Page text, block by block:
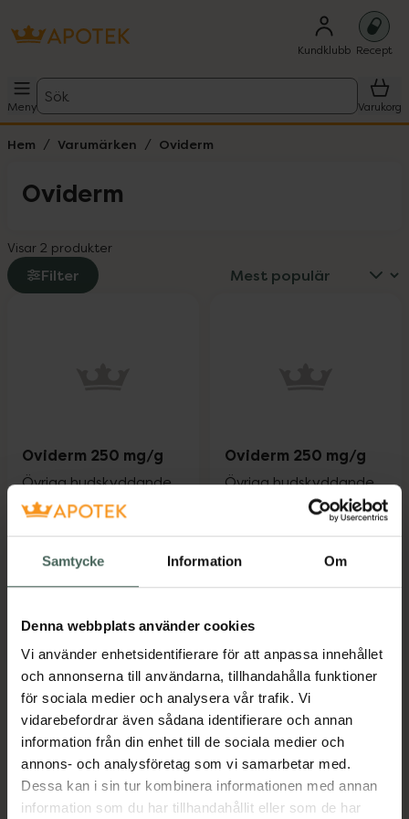
Samtycke Information Om
Denna webbplats använder cookies
Vi använder enhetsidentifierare för att anpassa innehållet
och annonserna till användarna, tillhandahålla funktioner
för sociala medier och analysera vår trafik. Vi
vidarebefordrar även sådana identifierare och annan
information från din enhet till de sociala medier och
annons- och analysföretag som vi samarbetar med.
Dessa kan i sin tur kombinera informationen med annan
information som du har tillhandahållit eller som de har
Kundklubb Recept
Meny
Sök
Varukorg
Hem Varumärken Oviderm
Oviderm
Visar 2 produkter
Filter
Oviderm 250 mg/g
Övriga hudskyddande
och uppmjukande
KöpOviderm 250 mg/g, 295 kr.
Oviderm 250 mg/g
Övriga hudskyddande
och uppmjukande
Kronans Apotek finns här för dig. Du hittar oss från Skåne i
syd till Lappland i norr, och online i mobilen och på
datorn. Oavsett vem du är så är det vårt uppdrag att
hjälpa just dig att må lite bättre. Välkommen att prata